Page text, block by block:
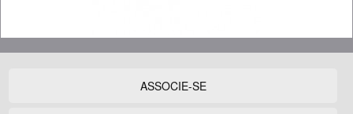
ASSOCIE-SE